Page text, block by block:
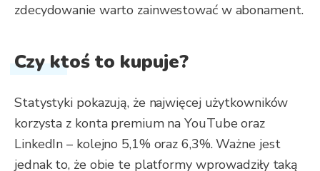
zdecydowanie warto zainwestować w abonament.
Czy ktoś to kupuje?
Statystyki pokazują, że najwięcej użytkowników
korzysta z konta premium na YouTube oraz
LinkedIn – kolejno 5,1% oraz 6,3%. Ważne jest
jednak to, że obie te platformy wprowadziły taką